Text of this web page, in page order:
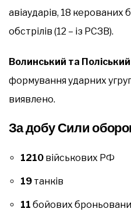
авіаударів, 18 керованих
обстрілів (12 – із РСЗВ).
Волинський та
формування ударних
виявлено.
За добу Сили
1210 військових РФ
19 танків
11 бойових